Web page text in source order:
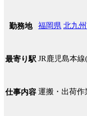
勤務地 福岡県 北九
最寄り駅 JR鹿児島本
仕事内容 運搬・出荷作